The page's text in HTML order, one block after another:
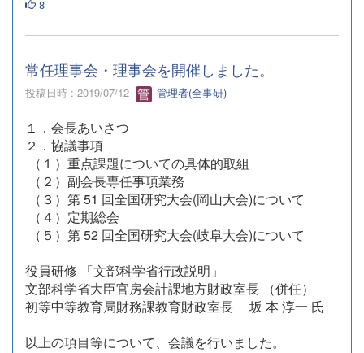
8
常任理事会・理事会を開催しました。
投稿日時 : 2019/07/12 管理者(全事研)
１．会長あいさつ
２．協議事項
（１）重点課題についての具体的取組
（２）副会長専任事項業務
（３）第 51 回全国研究大会(岡山大会)について
（４）定期総会
（５）第 52 回全国研究大会(岐阜大会)について
役員研修 「文部科学省行政説明」
文部科学省大臣官房会計課地方財政室長 （併任）
初等中等教育局財務課教育財政室長 坂 本 淳一 氏
以上の項目等について、会議を行いました。